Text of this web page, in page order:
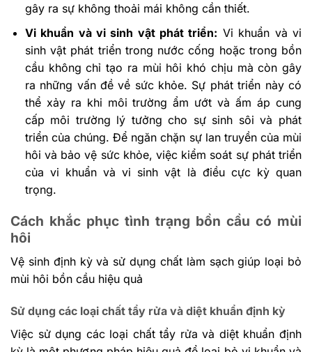
gây ra sự không thoải mái không cần thiết.
Vi khuẩn và vi sinh vật phát triển: Vi khuẩn và vi
sinh vật phát triển trong nước cống hoặc trong bồn
cầu không chỉ tạo ra mùi hôi khó chịu mà còn gây
ra những vấn đề về sức khỏe. Sự phát triển này có
thể xảy ra khi môi trường ẩm ướt và ấm áp cung
cấp môi trường lý tưởng cho sự sinh sôi và phát
triển của chúng. Để ngăn chặn sự lan truyền của mùi
hôi và bảo vệ sức khỏe, việc kiểm soát sự phát triển
của vi khuẩn và vi sinh vật là điều cực kỳ quan
trọng.
Cách khắc phục tình trạng bồn cầu có mùi
hôi
Vệ sinh định kỳ và sử dụng chất làm sạch giúp loại bỏ
mùi hôi bồn cầu hiệu quả
Sử dụng các loại chất tẩy rửa và diệt khuẩn định kỳ
Việc sử dụng các loại chất tẩy rửa và diệt khuẩn định